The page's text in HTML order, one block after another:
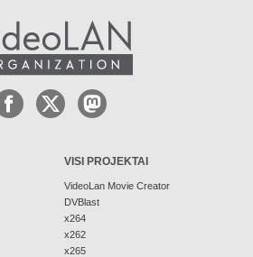
VISI PROJEKTAI
VideoLan Movie Creator
DVBlast
x264
x262
x265